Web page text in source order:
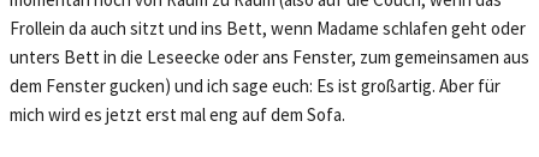
Frollein da auch sitzt und ins Bett, wenn Madame schlafen geht oder
unters Bett in die Leseecke oder ans Fenster, zum gemeinsamen aus
dem Fenster gucken) und ich sage euch: Es ist großartig. Aber für
mich wird es jetzt erst mal eng auf dem Sofa.